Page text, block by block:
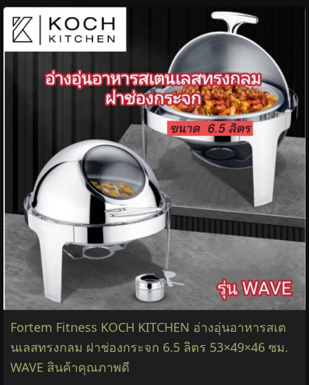
Fortem Fitness KOCH KITCHEN อ่างอุ่นอาหารสเต
นเลสทรงกลม ฝาช่องกระจก 6.5 ลิตร 53×49×46 ซม.
WAVE สินค้าคุณภาพดี